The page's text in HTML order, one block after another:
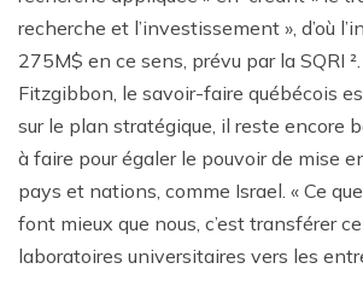
recherche et l’investissement », d’où
275M$ en ce sens, prévu par la SQRI ².
Fitzgibbon, le savoir-faire québécois
sur le plan stratégique, il reste encore
à faire pour égaler le pouvoir de mise
pays et nations, comme Israel. « Ce
font mieux que nous, c’est transférer
laboratoires universitaires vers les